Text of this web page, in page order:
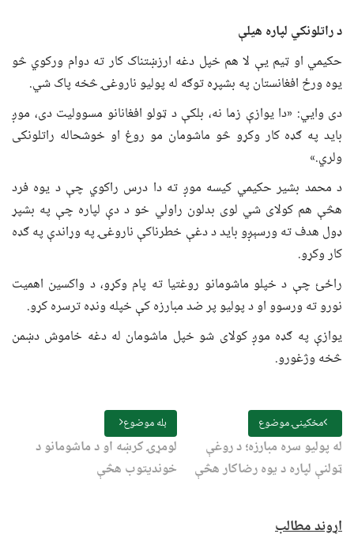
د راتلونکي لپاره هیلې
حکیمي او ټیم یې لا هم خپل دغه ارزښتناک کار ته دوام ورکوي څو
یوه ورځ افغانستان په بشپړه توګه له پولیو ناروغۍ څخه پاک شي.
دی وايي: «دا یوازې زما نه، بلکې د ټولو افغانانو مسوولیت دی، موږ
باید په ګډه کار وکړو څو ماشومان مو روغ او خوشحاله راتلونکی
ولري.»
د محمد بشیر حکیمي کیسه موږ ته دا درس راکوي چې د یوه فرد
هڅې هم کولای شي لوی بدلون راولي خو د دې لپاره چې په بشپړ
ډول هدف ته ورسېږو باید د دغې خطرناکې ناروغۍ په وړاندې په ګډه
کار وکړو.
راځئ چې د خپلو ماشومانو روغتیا ته پام وکړو، د واکسین اهمیت
نورو ته ورسوو او د پولیو پر ضد مبارزه کې خپله ونډه ترسره کړو.
یوازې په ګډه موږ کولای شو خپل ماشومان له دغه خاموش دښمن
څخه وژغورو.
مخکینۍ موضوع
له پولیو سره مبارزه؛ د روغې
ټولنې لپاره د یوه رضاکار هڅې
بله موضوع
لومړۍ کرښه او د ماشومانو د
خوندیتوب هڅې
اړوند مطالب